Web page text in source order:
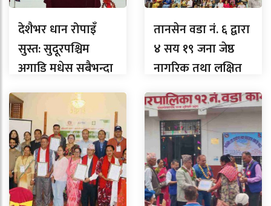
देशैभर धान रोपाइँ
सुस्त: सुदूरपश्चिम
अगाडि मधेस सबैभन्दा
पछाडि, लुम्बिनीमा
कति ?
तानसेन वडा नं. ६ द्वारा
४ सय १९ जना जेष्ठ
नागरिक तथा लक्षित
वर्गलाई सम्मान